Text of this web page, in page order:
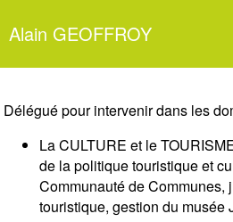
Alain GEOFFROY
Délégué pour intervenir dans les
La CULTURE et le
de la politique touristique et
Communauté de
touristique, gestion du musée